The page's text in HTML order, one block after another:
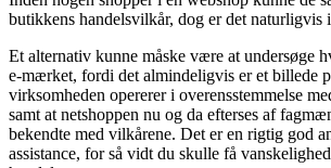
butikkens handelsvilkår, dog er det
Et alternativ kunne måske være at undersøge
e-mærket, fordi det almindeligvis er et billede
virksomheden opererer i overensstemmelse
samt at netshoppen nu og da efterses af
bekendte med vilkårene. Det er en rigtig god
assistance, for så vidt du skulle få